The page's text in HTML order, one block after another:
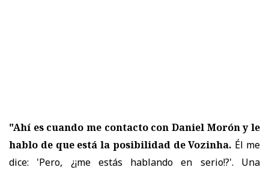
"Ahí es cuando me contacto con Daniel Morón y le
hablo de que está la posibilidad de Vozinha. Él me
dice: 'Pero, ¿¡me estás hablando en serio!?'. Una